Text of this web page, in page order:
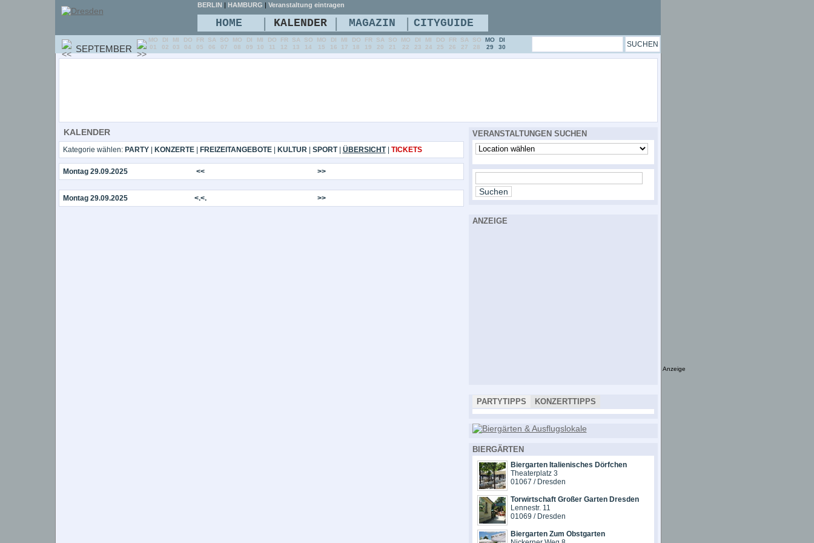
KALENDER
Kategorie wählen: PARTY| KONZERTE| FREIZEITANGEBOTE| KULTUR| SPORT| ÜBERSICHT| TICKETS
Montag 29.09.2025 << >>
Montag 29.09.2025 <.<. >>
VERANSTALTUNGEN SUCHEN
ANZEIGE
PARTYTIPPS KONZERTTIPPS
BIERGÄRTEN
Biergarten Italienisches Dörfchen
Theaterplatz 3
01067 / Dresden
Torwirtschaft Großer Garten Dresden
Lennestr. 11
01069 / Dresden
Biergarten Zum Obstgarten
BERLIN | HAMBURG | Veranstaltung eintragen
HOME | KALENDER | MAGAZIN | CITYGUIDE
SEPTEMBER
MO
01
DI
02
MI
03
DO
04
FR
05
SA
06
SO
07
MO
08
DI
09
MI
10
DO
11
FR
12
SA
13
SO
14
MO
15
DI
16
MI
17
DO
18
FR
19
SA
20
SO
21
MO
22
DI
23
MI
24
DO
25
FR
26
SA
27
SO
28
MO
29
DI
30
Anzeige